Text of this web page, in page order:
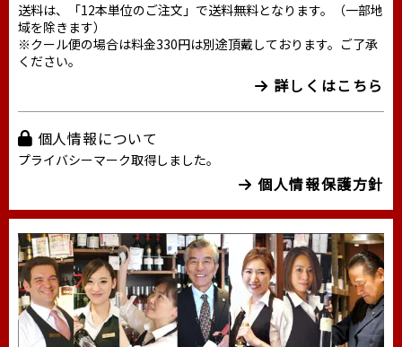
送料は、「12本単位のご注文」で送料無料となります。（一部地
域を除きます）
※クール便の場合は料金330円は別途頂戴しております。ご了承
ください。
詳しくはこちら
個人情報について
プライバシーマーク取得しました。
個人情報保護方針